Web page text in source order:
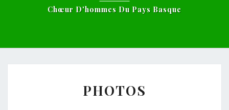
Chœur D'hommes Du Pays Basque
PHOTOS